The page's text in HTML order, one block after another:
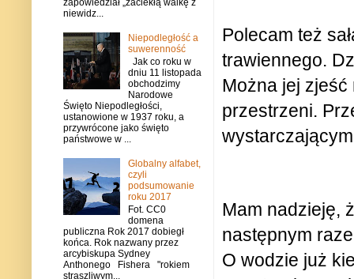
Polecam też
trawiennego.
Można jej
przestrzeni.
Mam nadzieję,
następnym
O wodzie już
zapowiedział „zaciekłą walkę z
niewidz...
Niepodległość a
suwerenność
Jak co roku w
dniu 11 listopada
obchodzimy
Narodowe
Święto Niepodległości,
ustanowione w 1937 roku, a
przywrócone jako święto
państwowe w ...
Globalny alfabet,
czyli
podsumowanie
roku 2017
Fot. CC0
domena
publiczna Rok 2017 dobiegł
końca. Rok nazwany przez
arcybiskupa Sydney
Anthonego Fishera "rokiem
straszliwym...